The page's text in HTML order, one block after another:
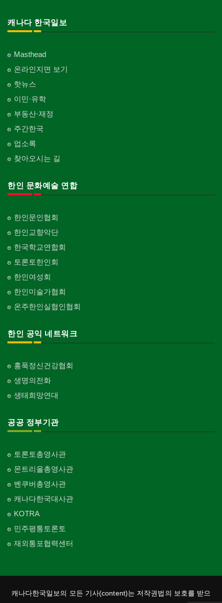
캐나다 한국일보
Masthead
온라인지면 보기
핫뉴스
이민·유학
부동산·재정
주간한국
업소록
찾아오시는 길
한인 문화예술 연합
한인문인협회
한인교향악단
한국학교연합회
토론토한인회
한인여성회
한인미술가협회
온주한인실협인협회
한인 공익 네트워크
홍푹정신건강협회
생명의전화
생태희망연대
공공 정부기관
토론토총영사관
몬트리올총영사관
벤쿠버총영사관
캐나다한국대사관
KOTRA
민주평통토론토
재외통포협력센터
캐나다한국일보의 모든 기사(content)는 저작권법의 보호를 받으